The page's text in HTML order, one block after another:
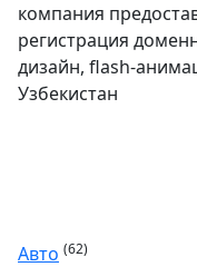
компания
регистрация
дизайн, flash-
Узбекистан
Авто (62)